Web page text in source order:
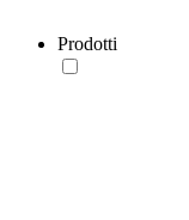
Prodotti